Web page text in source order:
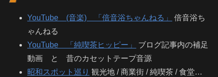
YouTube (音楽) 「倍音浴ちゃんねる」
倍音浴ち
ゃんねる
YouTube 「純喫茶ヒッピー」
ブログ記事内の補足
動画 と 昔のカセットテープ音源
昭和スポット巡り 観光地 / 商業街 / 純喫茶 / 食堂…